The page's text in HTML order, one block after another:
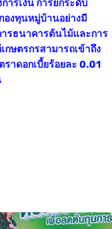
รเงิน การยกระดับ
องทุนหมู่บ้านอย่างมี
รธนาคารต้นไม้และการ
ษตรกรสามารถเข้าถึง
าดอกเบี้ยร้อยละ 0.01